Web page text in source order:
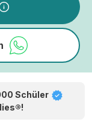
Schüler